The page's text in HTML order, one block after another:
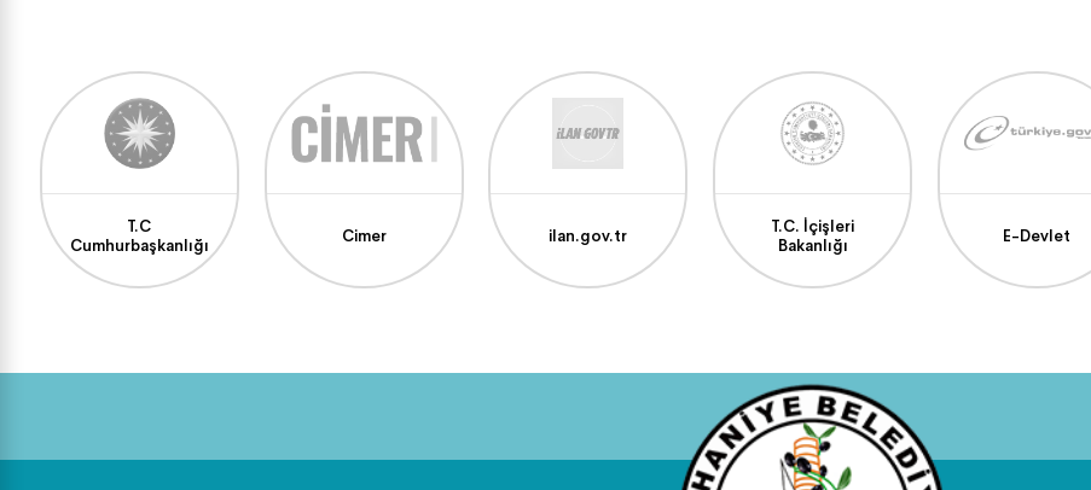
T.C
Cumhurbaşkanlığı
Cimer ilan.gov.tr
T.C. İçişleri
Bakanlığı
E-Devlet